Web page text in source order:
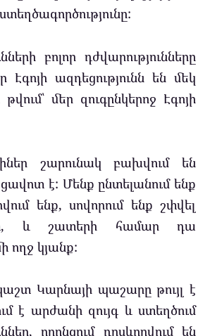
բոլոր դժվարությունները
Էգոյի ազդեցությունն են մեկ
մեր զուգընկերոջ Էգոյի
շարունակ բախվում են
է: Մենք ընտելանում ենք
ենք, սովորում ենք շփվել
և շատերի համար դա
ողջ կյանք:
Կարնայի պաշարը թույլ է
է արժանի զույգ և ստեղծում
որոնցում դրսևորվում են